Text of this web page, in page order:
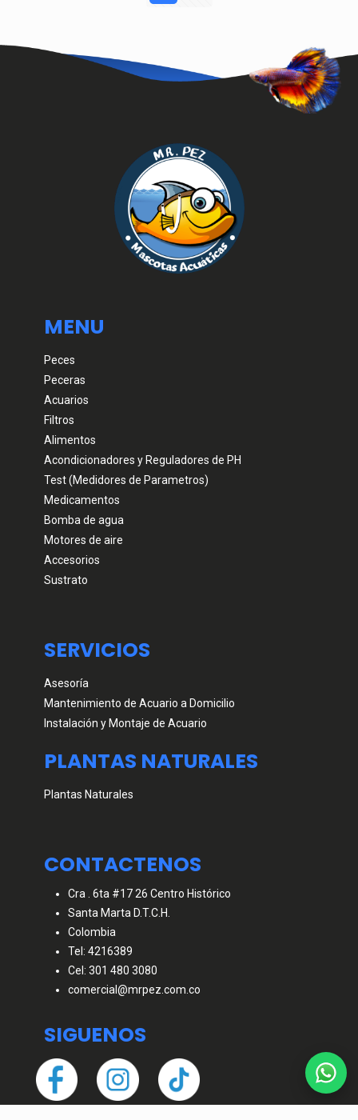
MENU
Peces
Peceras
Acuarios
Filtros
Alimentos
Acondicionadores y Reguladores de PH
Test (Medidores de Parametros)
Medicamentos
Bomba de agua
Motores de aire
Accesorios
Sustrato
SERVICIOS
Asesoría
Mantenimiento de Acuario a Domicilio
Instalación y Montaje de Acuario
PLANTAS NATURALES
Plantas Naturales
CONTACTENOS
Cra . 6ta #17 26 Centro Histórico
Santa Marta D.T.C.H.
Colombia
Tel: 4216389
Cel: 301 480 3080
comercial@mrpez.com.co
SIGUENOS